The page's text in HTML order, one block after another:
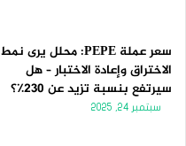
سعر عملة PEPE: محلل يرى نمط
الاختراق وإعادة الاختبار – هل
سيرتفع بنسبة تزيد عن 230٪؟
سبتمبر 24, 2025